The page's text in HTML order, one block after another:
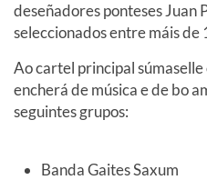
deseñadores ponteses Juan
seleccionados entre máis de
Ao cartel principal súmaselle
encherá de música e de bo
seguintes grupos:
Banda Gaites Saxum